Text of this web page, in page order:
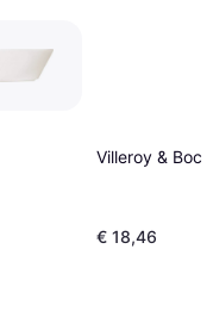
Villeroy &
€ 18,46